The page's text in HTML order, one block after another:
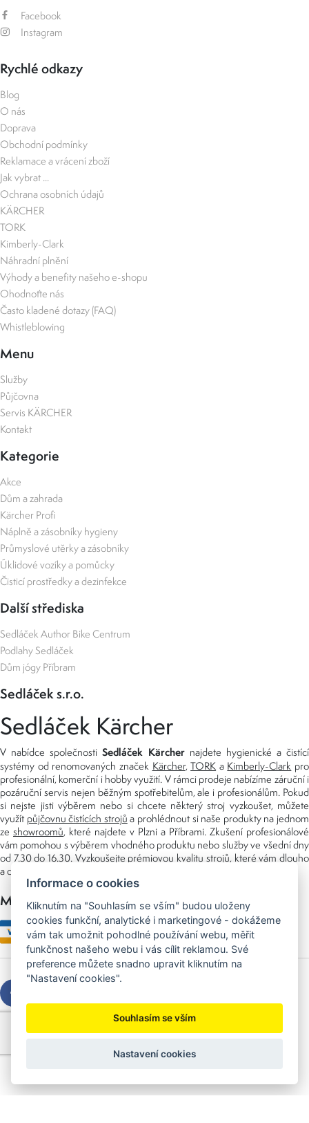
Facebook
Instagram
Rychlé odkazy
Blog
O nás
Doprava
Obchodní podmínky
Reklamace a vrácení zboží
Jak vybrat ...
Ochrana osobních údajů
KÄRCHER
TORK
Kimberly-Clark
Náhradní plnění
Výhody a benefity našeho e-shopu
Ohodnoťte nás
Často kladené dotazy (FAQ)
Whistleblowing
Menu
Služby
Půjčovna
Servis KÄRCHER
Kontakt
Kategorie
Akce
Dům a zahrada
Kärcher Profi
Náplně a zásobníky hygieny
Průmyslové utěrky a zásobníky
Úklidové vozíky a pomůcky
Čisticí prostředky a dezinfekce
Další střediska
Sedláček Author Bike Centrum
Podlahy Sedláček
Dům jógy Příbram
Sedláček s.r.o.
Sedláček Kärcher
V nabídce společnostiSedláček Kärchernajdete hygienické a čistící
systémy od renomovaných značek Kärcher,TORK a Kimberly-Clark pro
profesionální, komerční i hobby využití. V rámci prodeje nabízíme záruční i
pozáruční servis nejen běžným spotřebitelům, ale i profesionálům. Pokud
si nejste jisti výběrem nebo si chcete některý stroj vyzkoušet, můžete
využít půjčovnu čistících strojů a prohlédnout si naše produkty na jednom
ze showroomů, které najdete v Plzni a Příbrami. Zkušení profesionálové
vám pomohou s výběrem vhodného produktu nebo služby ve všední dny
od 7.30 do 16.30. Vyzkoušejte prémiovou kvalitu strojů, které vám dlouho
a dobře poslouží nejen doma, ale i v zaměstnání.
Možnosti platby
Copyright © 2026 Sedláček s.r.o.
Created byOLC Webdesign
Informace o cookies
Kliknutím na "Souhlasím se vším" budou uloženy
cookies funkční, analytické i marketingové - dokážeme
vám tak umožnit pohodlné používání webu, měřit
funkčnost našeho webu i vás cílit reklamou. Své
preference můžete snadno upravit kliknutím na
"Nastavení cookies".
Souhlasím se vším
Nastavení cookies